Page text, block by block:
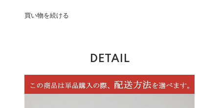
買い物を続ける
DETAIL